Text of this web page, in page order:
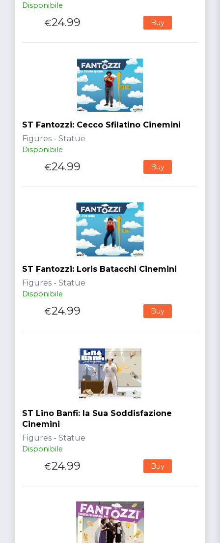
Disponibile
€24.99 Buy
ST Fantozzi: Cecco Sfilatino Cinemini
Figures - Statue
Disponibile
€24.99 Buy
ST Fantozzi: Loris Batacchi Cinemini
Figures - Statue
Disponibile
€24.99 Buy
ST Lino Banfi: la Sua Soddisfazione
Cinemini
Figures - Statue
Disponibile
€24.99 Buy